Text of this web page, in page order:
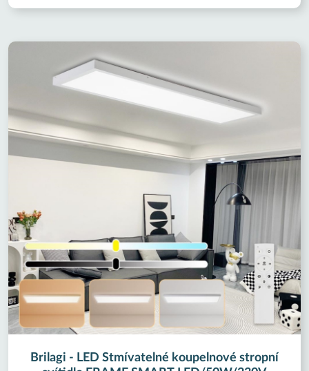
Brilagi - LED Stmívatelné koupelnové stropní